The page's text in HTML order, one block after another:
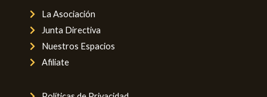
La Asociación
Junta Directiva
Nuestros Espacios
Afiliate